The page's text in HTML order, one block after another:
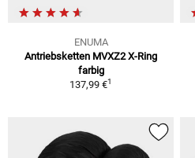
ENUMA
Antriebsketten MVXZ2 X-Ring
farbig
137,99 €1